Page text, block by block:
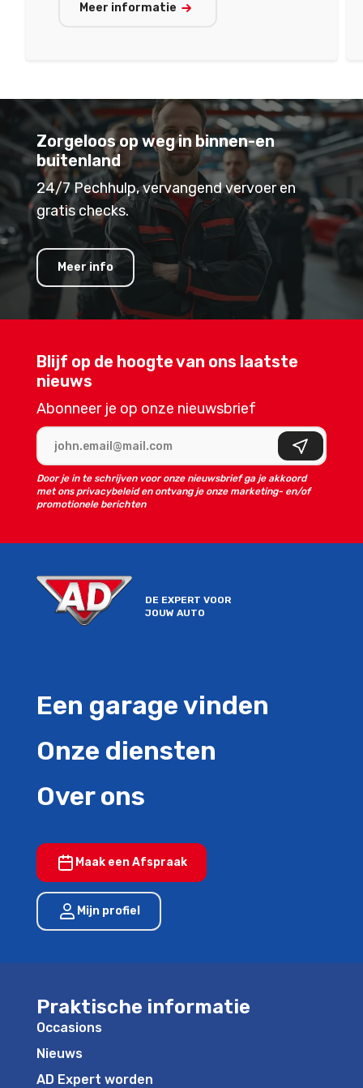
Meer informatie
DE EXPERT VOOR
JOUW AUTO
Een garage vinden
Onze diensten
Over ons
Maak een Afspraak
Mijn profiel
Praktische informatie
Occasions
Nieuws
AD Expert worden
Blijf op de hoogte van ons laatste
nieuws
Abonneer je op onze nieuwsbrief
Aanmelden
Door je in te schrijven voor onze nieuwsbrief ga je akkoord
met ons privacybeleid en ontvang je onze marketing- en/of
promotionele berichten
Zorgeloos op weg in binnen-en
buitenland
24/7 Pechhulp, vervangend vervoer en
gratis checks.
Meer info